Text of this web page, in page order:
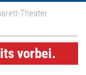
Theater
vorbei.